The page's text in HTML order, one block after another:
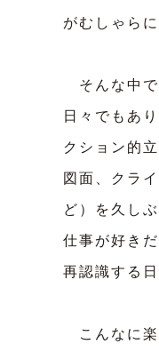
がむしゃら
そんな中で
日々でもあ
クション的
図面、クラ
ど）を久し
仕事が好き
再認識する
こんなに楽